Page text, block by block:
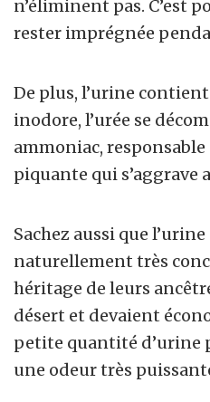
n’éliminent pas. C’est
rester imprégnée
De plus, l’urine
inodore, l’urée se
ammoniac,
piquante qui s’aggrave
Sachez aussi que
naturellement très
héritage de leurs
désert et devaient
petite quantité d’urine
une odeur très